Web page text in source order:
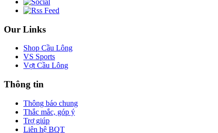
Our Links
Shop Cầu Lông
VS Sports
Vợt Cầu Lông
Thông tin
Thông báo chung
Thắc mắc, góp ý
Trợ giúp
Liên hệ BQT